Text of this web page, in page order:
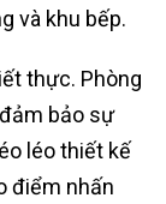
và khu bếp.
thực. Phòng
bảo sự
léo thiết kế
điểm nhấn